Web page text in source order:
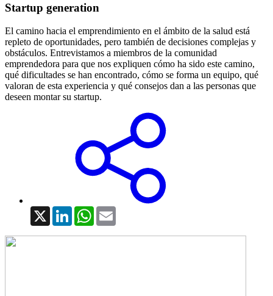
Startup generation
El camino hacia el emprendimiento en el ámbito de la salud está
repleto de oportunidades, pero también de decisiones complejas y
obstáculos. Entrevistamos a miembros de la comunidad
emprendedora para que nos expliquen cómo ha sido este camino,
qué dificultades se han encontrado, cómo se forma un equipo, qué
valoran de esta experiencia y qué consejos dan a las personas que
deseen montar su startup.
X LinkedInWhatsApp